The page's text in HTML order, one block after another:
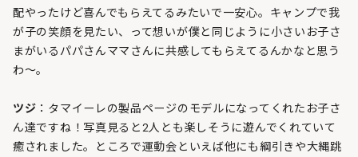
配やったけど喜んでもらえてるみたいで一安心。キャンプで我
が子の笑顔を見たい、って想いが僕と同じように小さいお子さ
まがいるパパさんママさんに共感してもらえてるんかなと思う
わ～。
ツジ ：タマイーレの製品ページのモデルになってくれたお子さ
ん達ですね！写真見ると2人とも楽しそうに遊んでくれていて
癒されました。ところで運動会といえば他にも綱引きや大縄跳